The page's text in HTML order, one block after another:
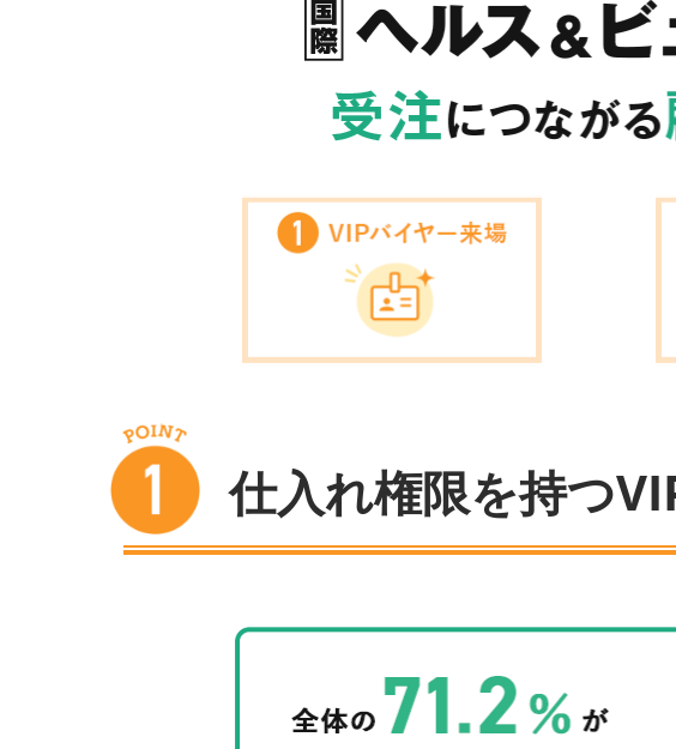
仕入れ権限を持つ